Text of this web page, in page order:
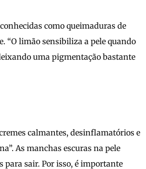
como queimaduras de
“O limão sensibiliza a pele quando
uma pigmentação bastante
calmantes, desinflamatórios e
As manchas escuras na pele
para sair. Por isso, é importante